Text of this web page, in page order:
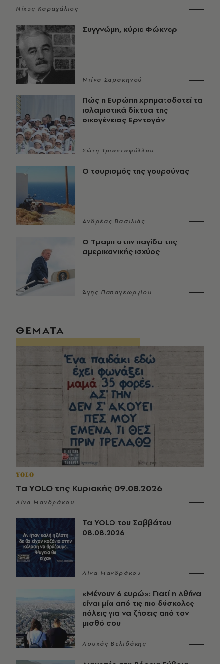
Νίκος Καραχάλιος
Συγγνώμη, κύριε Φώκνερ
Ντίνα Σαρακηνού
Πώς η Ευρώπη χρηματοδοτεί τα
ισλαμιστικά δίκτυα της
οικογένειας Ερντογάν
Σώτη Τριανταφύλλου
Ο τουρισμός της γουρούνας
Ανδρέας Βασιλιάς
Ο Τραμπ στην παγίδα της
αμερικανικής ισχύος
Άγης Παπαγεωργίου
ΘΕΜΑΤΑ
YOLO
Τα YOLO της Κυριακής 09.08.2026
Λίνα Μανδράκου
Τα YOLO του Σαββάτου
08.08.2026
Λίνα Μανδράκου
«Μένουν 6 ευρώ»: Γιατί η Αθήνα
είναι μία από τις πιο δύσκολες
πόλεις για να ζήσεις από τον
μισθό σου
Λουκάς Βελιδάκης